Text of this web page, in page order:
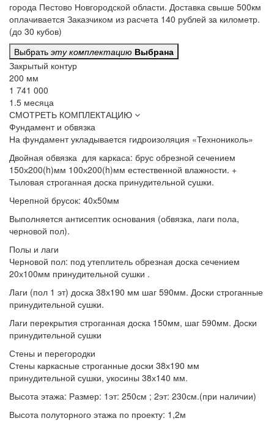
города Пестово Новгородской области. Доставка свыше 500км
оплачивается Заказчиком из расчета 140 рублей за километр.
(до 30 кубов)
Выбрать эту комплектацию Выбрана
Закрытый контур
200 мм
1 741 000
1.5 месяца
СМОТРЕТЬ КОМПЛЕКТАЦИЮ
Фундамент и обвязка
На фундаментукладывается гидроизоляция «Технониколь»
Двойная обвязка для каркаса: брус обрезной сечением
150х200(h)мм 100х200(h)мм естественной влажности. +
Тыловая строганная доска принудительной сушки.
Черепной брусок: 40х50мм
Выполняется антисептик основания (обвязка, лаги пола,
черновой пол).
Полы и лаги
Черновой пол: под утеплитель обрезная доска сечением
20х100мм принудительной сушки .
Лаги (пол 1 эт) доска 38х190 мм шаг 590мм. Доски строганные
принудительной сушки.
Лаги перекрытия строганная доска 150мм, шаг 590мм. Доски
принудительной сушки
Стены и перегородки
Стены каркасные строганные доски 38х190 мм
принудительной сушки, укосины 38х140 мм.
Высота этажа: Размер: 1эт: 250см ; 2эт: 230см.(при наличии)
Высота полуторного этажа по проекту: 1,2м